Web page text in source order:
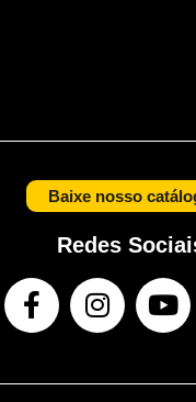
Baixe nosso
Redes